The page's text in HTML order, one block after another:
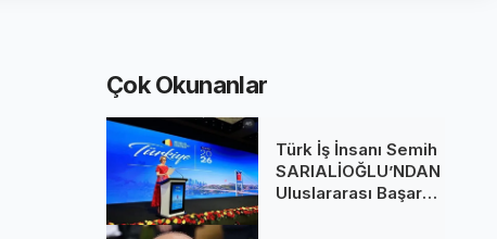
Çok Okunanlar
Türk İş İnsanı Semih
SARIALİOĞLU’NDAN
Uluslararası Başarı: